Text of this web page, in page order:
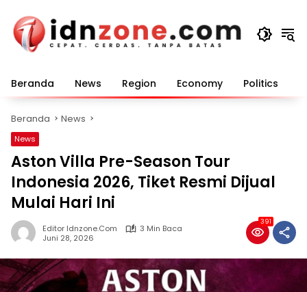
konten
Beranda News Region Economy Politics
Beranda News
News
Aston Villa Pre-Season Tour
Indonesia 2026, Tiket Resmi Dijual
Mulai Hari Ini
Editor Idnzone.com
3 Min Baca
Juni 28, 2026
391